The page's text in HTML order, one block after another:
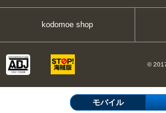
kodomoe shop
©
モバイル